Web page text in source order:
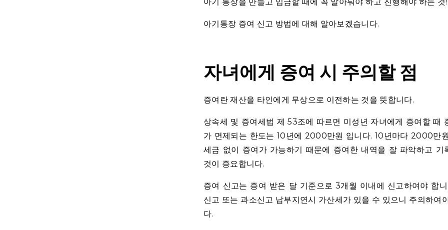
아기통장 증여 신고 방법에 대해 알아보겠습니다.
자녀에게 증여 시 주의할 점
증여란 재산을 타인에게 무상으로 이전하는 것을 뜻합니다.
상속세 및 증여세법 제 53조에 따르면 미성년 자녀에게 증여할 때
가 면제되는 한도는 10년에 2000만원 입니다. 10년마다 2000만
세금 없이 증여가 가능하기 때문에 증여한 내역을 잘 파악하고 기
것이 증요합니다.
증여 신고는 증여 받은 달 기준으로 3개월 이내에 신고하여야 합
신고 또는 과소신고 납부지연시 가산세가 있을 수 있으니 주의하여
다.